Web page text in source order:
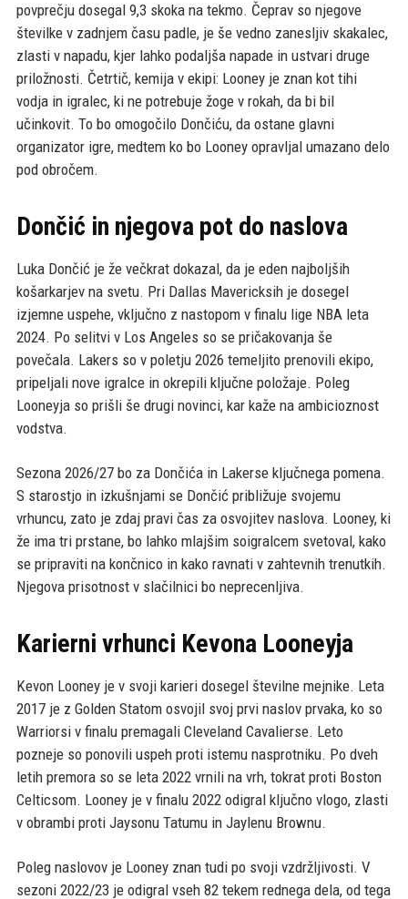
povprečju dosegal 9,3 skoka na tekmo. Čeprav so njegove
številke v zadnjem času padle, je še vedno zanesljiv skakalec,
zlasti v napadu, kjer lahko podaljša napade in ustvari druge
priložnosti. Četrtič, kemija v ekipi: Looney je znan kot tihi
vodja in igralec, ki ne potrebuje žoge v rokah, da bi bil
učinkovit. To bo omogočilo Dončiću, da ostane glavni
organizator igre, medtem ko bo Looney opravljal umazano delo
pod obročem.
Dončić in njegova pot do naslova
Luka Dončić je že večkrat dokazal, da je eden najboljših
košarkarjev na svetu. Pri Dallas Mavericksih je dosegel
izjemne uspehe, vključno z nastopom v finalu lige NBA leta
2024. Po selitvi v Los Angeles so se pričakovanja še
povečala. Lakers so v poletju 2026 temeljito prenovili ekipo,
pripeljali nove igralce in okrepili ključne položaje. Poleg
Looneyja so prišli še drugi novinci, kar kaže na ambicioznost
vodstva.
Sezona 2026/27 bo za Dončića in Lakerse ključnega pomena.
S starostjo in izkušnjami se Dončić približuje svojemu
vrhuncu, zato je zdaj pravi čas za osvojitev naslova. Looney, ki
že ima tri prstane, bo lahko mlajšim soigralcem svetoval, kako
se pripraviti na končnico in kako ravnati v zahtevnih trenutkih.
Njegova prisotnost v slačilnici bo neprecenljiva.
Karierni vrhunci Kevona Looneyja
Kevon Looney je v svoji karieri dosegel številne mejnike. Leta
2017 je z Golden Statom osvojil svoj prvi naslov prvaka, ko so
Warriorsi v finalu premagali Cleveland Cavalierse. Leto
pozneje so ponovili uspeh proti istemu nasprotniku. Po dveh
letih premora so se leta 2022 vrnili na vrh, tokrat proti Boston
Celticsom. Looney je v finalu 2022 odigral ključno vlogo, zlasti
v obrambi proti Jaysonu Tatumu in Jaylenu Brownu.
Poleg naslovov je Looney znan tudi po svoji vzdržljivosti. V
sezoni 2022/23 je odigral vseh 82 tekem rednega dela, od tega